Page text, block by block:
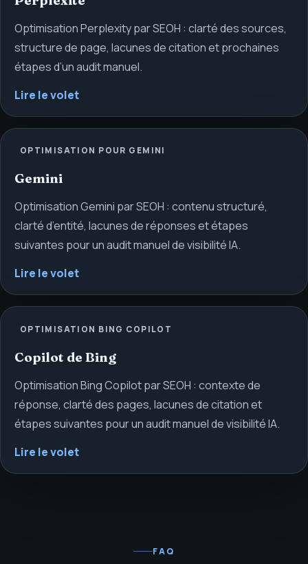
Optimisation Perplexity par SEOH : clarté des sources,
structure de page, lacunes de citation et prochaines
étapes d’un audit manuel.
Lire le volet
OPTIMISATION POUR GEMINI
Gemini
Optimisation Gemini par SEOH : contenu structuré,
clarté d’entité, lacunes de réponses et étapes
suivantes pour un audit manuel de visibilité IA.
Lire le volet
OPTIMISATION BING COPILOT
Copilot de Bing
Optimisation Bing Copilot par SEOH : contexte de
réponse, clarté des pages, lacunes de citation et
étapes suivantes pour un audit manuel de visibilité IA.
Lire le volet
FAQ